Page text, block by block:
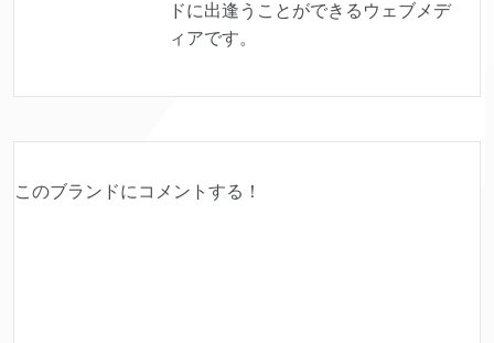
ドに出逢うことができるウェブメデ
ィアです。
このブランドにコメントする！